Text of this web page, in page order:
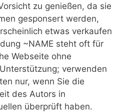
zu genießen, da sie
gesponsert werden,
etwas verkaufen
~NAME steht oft für
Webseite ohne
verwenden
nur, wenn Sie die
des Autors in
überprüft haben.